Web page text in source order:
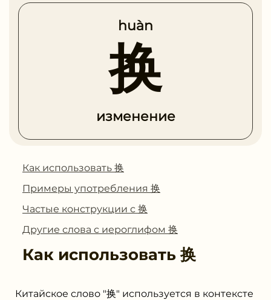
huàn
换
изменение
Как использовать 换
Примеры употребления 换
Частые конструкции с 换
Другие слова с иероглифом 换
Как использовать 换
Китайское слово "换" используется в контексте